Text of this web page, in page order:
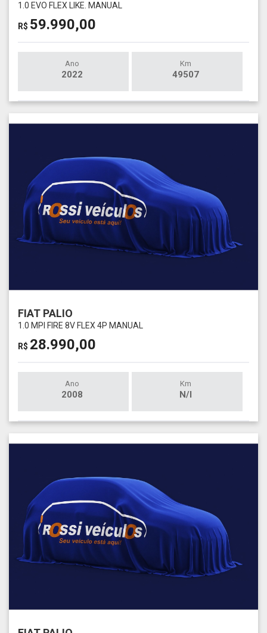
1.0 EVO FLEX LIKE. MANUAL
R$ 59.990,00
Ano
2022
Km
49507
FIAT PALIO
1.0 MPI FIRE 8V FLEX 4P MANUAL
R$ 28.990,00
Ano
2008
Km
N/I